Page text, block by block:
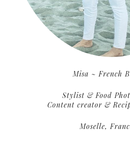
Misa ~ French
Stylist & Food
Content creator &
Moselle,